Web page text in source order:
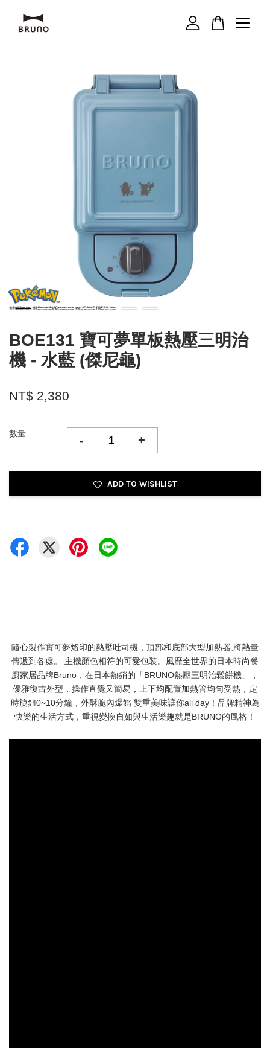
BOE131 寶可夢單板熱壓三明治
機 - 水藍 (傑尼龜)
NT$ 2,380
數量 - +
ADD TO WISHLIST
隨心製作寶可夢烙印的熱壓吐司機，頂部和底部大型加熱器,將熱量
傳遞到各處。 主機顏色相符的可愛包装。風靡全世界的日本時尚餐
廚家居品牌Bruno，在日本熱銷的「BRUNO熱壓三明治鬆餅機」，
優雅復古外型，操作直覺又簡易，上下均配置加熱管均勻受熱，定
時旋鈕0~10分鐘，外酥脆內爆餡 雙重美味讓你all day！品牌精神為
快樂的生活方式，重視變換自如與生活樂趣就是BRUNO的風格！